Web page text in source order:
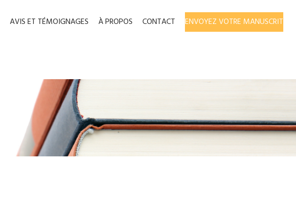
AVIS ET TÉMOIGNAGES À PROPOS CONTACT ENVOYEZ VOTRE MANUSCRIT